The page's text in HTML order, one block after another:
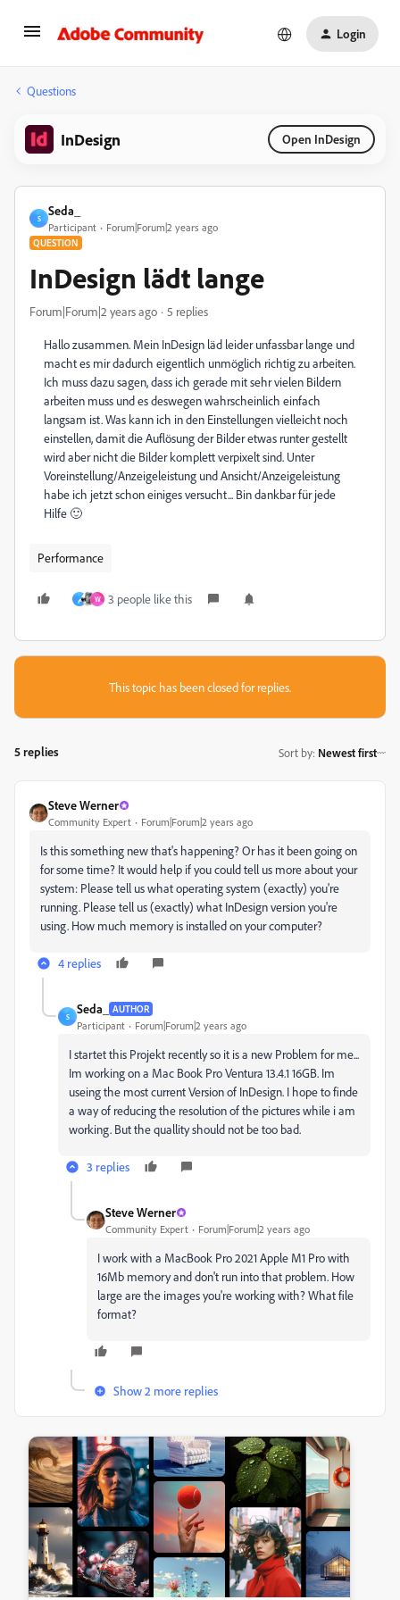
Login
Questions
InDesign Open InDesign
S
Seda_
Participant Forum|Forum|2 years ago
QUESTION
InDesign lädt lange
Forum|Forum|2 years ago 5 replies
Hallo zusammen. Mein InDesign läd leider unfassbar lange und
macht es mir dadurch eigentlich unmöglich richtig zu arbeiten.
Ich muss dazu sagen, dass ich gerade mit sehr vielen Bildern
arbeiten muss und es deswegen wahrscheinlich einfach
langsam ist. Was kann ich in den Einstellungen vielleicht noch
einstellen, damit die Auflösung der Bilder etwas runter gestellt
wird aber nicht die Bilder komplett verpixelt sind. Unter
Voreinstellung/Anzeigeleistung und Ansicht/Anzeigeleistung
habe ich jetzt schon einiges versucht... Bin dankbar für jede
Hilfe 🙂
Performance
م W 3 people like this
This topic has been closed for replies.
5 replies Sort by: Newest first
Steve Werner
Community Expert Forum|Forum|2 years ago
Is this something new that's happening? Or has it been going on
for some time? It would help if you could tell us more about your
system: Please tell us what operating system (exactly) you're
running. Please tell us (exactly) what InDesign version you're
using. How much memory is installed on your computer?
4 replies
S
Seda_ AUTHOR
Participant Forum|Forum|2 years ago
I startet this Projekt recently so it is a new Problem for me...
Im working on a Mac Book Pro Ventura 13.4.1 16GB. Im
useing the most current Version of InDesign. I hope to finde
a way of reducing the resolution of the pictures while i am
working. But the quallity should not be too bad.
3 replies
Steve Werner
Community Expert Forum|Forum|2 years ago
I work with a MacBook Pro 2021 Apple M1 Pro with
16Mb memory and don't run into that problem. How
large are the images you're working with? What file
format?
Show 2 more replies